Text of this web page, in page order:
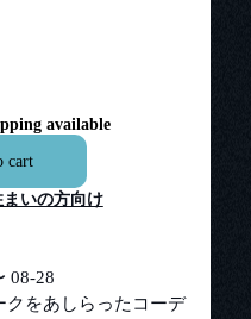
available
cart
まいの方向け
08-28
クをあしらったコーデ